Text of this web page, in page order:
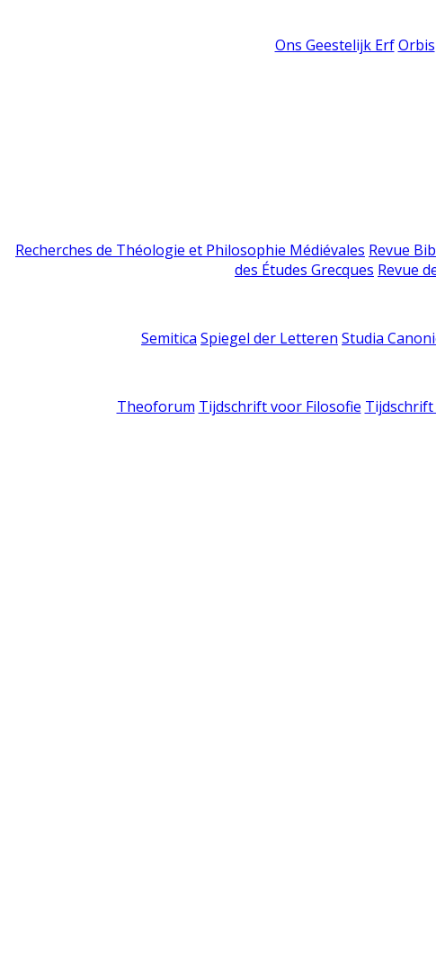
Ons Geestelijk Erf Orbis
Recherches de Théologie et Philosophie Médiévales Revue
des Études Grecques Revue
Semitica Spiegel der Letteren Studia
Theoforum Tijdschrift voor Filosofie